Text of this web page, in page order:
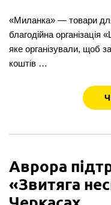
«Миланка» — товари
благодійна організація
яке організували, щоб
коштів …
Аврора
«Звитяга